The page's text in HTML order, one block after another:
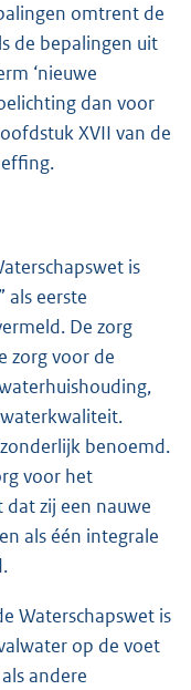
omtrent de
de bepalingen uit
‘nieuwe
dan voor
XVII van de
is
als eerste
De zorg
zorg voor de
benoemd.
voor het
zij een nauwe
als één integrale
Waterschapswet is
op de voet
andere